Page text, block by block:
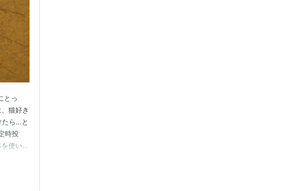
とっ
猫好き
たら…と
時投
使い分
ッシ